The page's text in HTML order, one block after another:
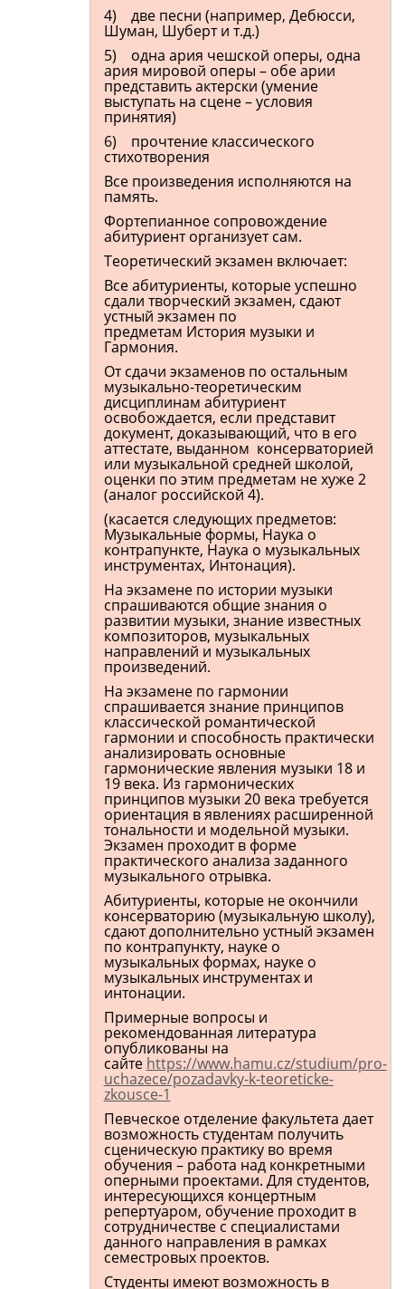
4) две песни (например, Дебюсси,
Шуман, Шуберт и т.д.)
5) одна ария чешской оперы, одна
ария мировой оперы – обе арии
представить актерски (умение
выступать на сцене – условия
принятия)
6) прочтение классического
стихотворения
Все произведения исполняются на
память.
Фортепианное сопровождение
абитуриент организует сам.
Теоретический экзамен включает:
Все абитуриенты, которые успешно
сдали творческий экзамен, сдают
устный экзамен по
предметам История музыки и
Гармония.
От сдачи экзаменов по остальным
музыкально-теоретическим
дисциплинам абитуриент
освобождается, если представит
документ, доказывающий, что в его
аттестате, выданном консерваторией
или музыкальной средней школой,
оценки по этим предметам не хуже 2
(аналог российской 4).
(касается следующих предметов:
Музыкальные формы, Наука о
контрапункте, Наука о музыкальных
инструментах, Интонация).
На экзамене по истории музыки
спрашиваются общие знания о
развитии музыки, знание известных
композиторов, музыкальных
направлений и музыкальных
произведений.
На экзамене по гармонии
спрашивается знание принципов
классической романтической
гармонии и способность практически
анализировать основные
гармонические явления музыки 18 и
19 века. Из гармонических
принципов музыки 20 века требуется
ориентация в явлениях расширенной
тональности и модельной музыки.
Экзамен проходит в форме
практического анализа заданного
музыкального отрывка.
Абитуриенты, которые не окончили
консерваторию (музыкальную школу),
сдают дополнительно устный экзамен
по контрапункту, науке о
музыкальных формах, науке о
музыкальных инструментах и
интонации.
Примерные вопросы и
рекомендованная литература
опубликованы на
сайте https://www.hamu.cz/studium/pro-
uchazece/pozadavky-k-teoreticke-
zkousce-1
Певческое отделение факультета дает
возможность студентам получить
сценическую практику во время
обучения – работа над конкретными
оперными проектами. Для студентов,
интересующихся концертным
репертуаром, обучение проходит в
сотрудничестве с специалистами
данного направления в рамках
семестровых проектов.
Студенты имеют возможность в